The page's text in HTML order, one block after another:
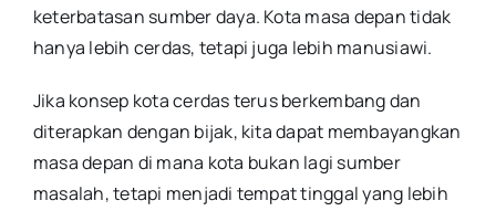
keterbatasan sumber daya. Kota masa depan tidak
hanya lebih cerdas, tetapi juga lebih manusiawi.
Jika konsep kota cerdas terus berkembang dan
diterapkan dengan bijak, kita dapat membayangkan
masa depan di mana kota bukan lagi sumber
masalah, tetapi menjadi tempat tinggal yang lebih